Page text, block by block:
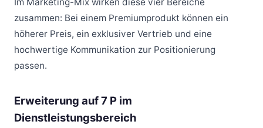
zusammen: Bei einem Premiumprodukt können ein
höherer Preis, ein exklusiver Vertrieb und eine
hochwertige Kommunikation zur Positionierung
passen.
Erweiterung auf 7 P im
Dienstleistungsbereich